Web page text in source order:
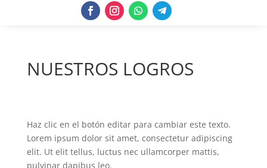
NUESTROS LOGROS
Haz clic en el botón editar para cambiar este texto.
Lorem ipsum dolor sit amet, consectetur adipiscing
elit. Ut elit tellus, luctus nec ullamcorper mattis,
pulvinar dapibus leo.